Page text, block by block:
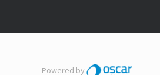
Powered by